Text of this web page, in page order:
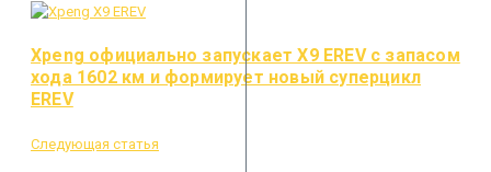
Xpeng официально запускает X9 EREV с запасом
хода 1602 км и формирует новый суперцикл
EREV
Следующая статья